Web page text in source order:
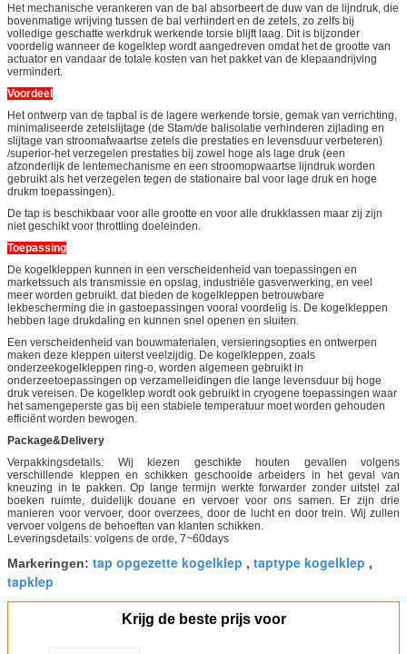
Het mechanische verankeren van de bal absorbeert de duw van de lijndruk, die
bovenmatige wrijving tussen de bal verhindert en de zetels, zo zelfs bij
volledige geschatte werkdruk werkende torsie blijft laag. Dit is bijzonder
voordelig wanneer de kogelklep wordt aangedreven omdat het de grootte van
actuator en vandaar de totale kosten van het pakket van de klepaandrijving
vermindert.
Voordeel
Het ontwerp van de tapbal is de lagere werkende torsie, gemak van verrichting,
minimaliseerde zetelslijtage (de Stam/de balisolatie verhinderen zijlading en
slijtage van stroomafwaartse zetels die prestaties en levensduur verbeteren)
/superior-het verzegelen prestaties bij zowel hoge als lage druk (een
afzonderlijk de lentemechanisme en een stroomopwaartse lijndruk worden
gebruikt als het verzegelen tegen de stationaire bal voor lage druk en hoge
drukm toepassingen).
De tap is beschikbaar voor alle grootte en voor alle drukklassen maar zij zijn
niet geschikt voor throttling doeleinden.
Toepassing
De kogelkleppen kunnen in een verscheidenheid van toepassingen en
marketssuch als transmissie en opslag, industriële gasverwerking, en veel
meer worden gebruikt. dat bieden de kogelkleppen betrouwbare
lekbescherming die in gastoepassingen vooral voordelig is. De kogelkleppen
hebben lage drukdaling en kunnen snel openen en sluiten.
Een verscheidenheid van bouwmaterialen, versieringsopties en ontwerpen
maken deze kleppen uiterst veelzijdig. De kogelkleppen, zoals
onderzeekogelkleppen ring-o, worden algemeen gebruikt in
onderzeetoepassingen op verzamelleidingen die lange levensduur bij hoge
druk vereisen. De kogelklep wordt ook gebruikt in cryogene toepassingen waar
het samengeperste gas bij een stabiele temperatuur moet worden gehouden
efficiënt worden bewogen.
Package&Delivery
Verpakkingsdetails: Wij kiezen geschikte houten gevallen volgens
verschillende kleppen en schikken geschoolde arbeiders in het geval van
kneuzing in te pakken. Op lange termijn werkte forwarder zonder uitstel zal
boeken ruimte, duidelijk douane en vervoer voor ons samen. Er zijn drie
manieren voor vervoer, door overzees, door de lucht en door trein. Wij zullen
vervoer volgens de behoeften van klanten schikken.
Leveringsdetails: volgens de orde, 7~60days
Markeringen: tap opgezette kogelklep , taptype kogelklep ,
tapklep
Krijg de beste prijs voor